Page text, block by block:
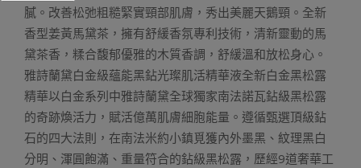
膩。改善松弛粗糙緊實頸部肌膚，秀出美麗天鵝頸。全新
香型姜黃馬黛茶，擁有舒緩香氛專利技術，清新靈動的馬
黛茶香，糅合馥郁優雅的木質香調，舒緩溫和放松身心。
雅詩蘭黛白金級蘊能黑鉆光璨肌活精華液全新白金黑松露
精華以白金系列中雅詩蘭黛全球獨家南法諾瓦鉆級黑松露
的奇跡煥活力，賦活億萬肌膚細胞能量。遵循甄選頂級鉆
石的四大法則，在南法米約小鎮覓獲內外墨黑、紋理黑白
分明、渾圓飽滿、重量符合的鉆級黑松露，歷經9道奢華工